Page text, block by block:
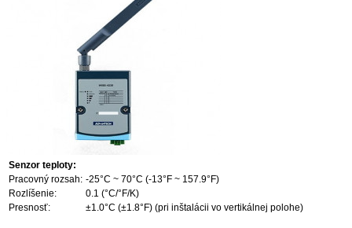
Senzor teploty:
Pracovný rozsah: -25°C ~ 70°C (-13°F ~ 157.9°F)
Rozlíšenie:
0.1 (°C/°F/K)
Presnosť:
±1.0°C (±1.8°F) (pri inštalácii vo vertikálnej polohe)